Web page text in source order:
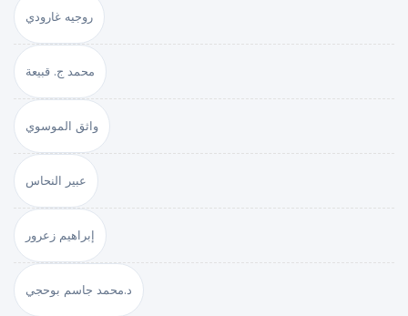
روجيه غارودي
محمد ج. قبيعة
واثق الموسوي
عبير النحاس
إبراهيم زعرور
د.محمد جاسم بوحجي